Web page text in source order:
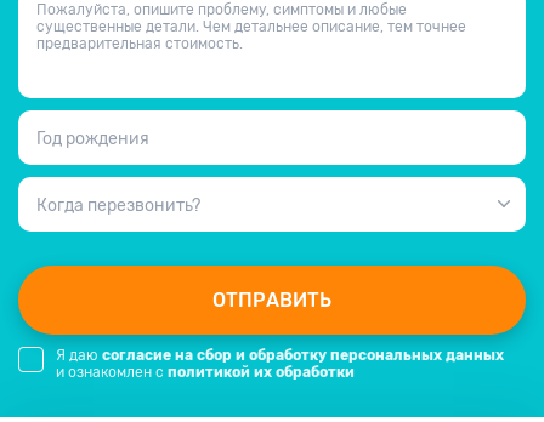
Пожалуйста, опишите проблему, симптомы и любые
существенные детали. Чем детальнее описание, тем точнее
предварительная стоимость.
Год рождения
Когда перезвонить?
ОТПРАВИТЬ
Я даю согласие на сбор и обработку персональных данных
и ознакомлен с политикой их обработки